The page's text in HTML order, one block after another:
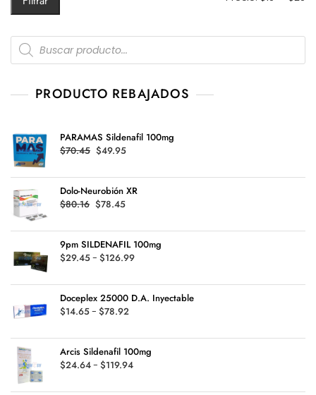
Products
search
PRODUCTO REBAJADOS
PARAMAS Sildenafil 100mg
$70.45 Original
was:
$70.45.
$49.95
is:
$49.95.
Dolo-Neurobión XR
$80.16 Original
was:
$80.16.
$78.45
is:
$78.45.
9pm SILDENAFIL 100mg
$29.45- $126.99Rango
precios:
desde
$126.99
Doceplex 25000 D.A. Inyectable
$14.65- $78.92Rango
precios:
desde
$14.65
Arcis Sildenafil 100mg
$24.64- $119.94Rango